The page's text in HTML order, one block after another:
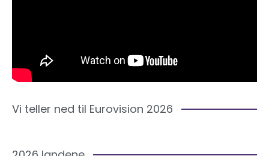
Vi teller ned til Eurovision 2026